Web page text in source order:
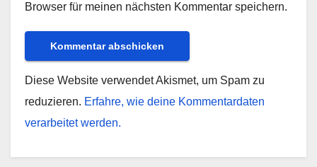
Browser für meinen nächsten Kommentar speichern.
Diese Website verwendet Akismet, um Spam zu
reduzieren. Erfahre, wie deine Kommentardaten
verarbeitet werden.